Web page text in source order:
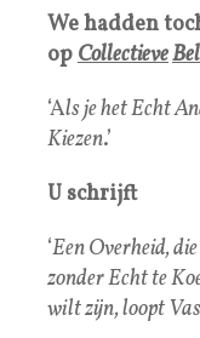
We hadden
opCollectieve
‘Als je het Echt
Kiezen.’
U schrijft
‘Een Overheid,
zonder Echt te
wilt zijn, loopt